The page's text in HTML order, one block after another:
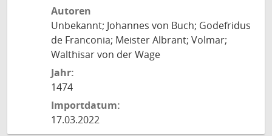
Autoren
Unbekannt; Johannes von Buch; Godefridus
de Franconia; Meister Albrant; Volmar;
Walthisar von der Wage
Jahr:
1474
Importdatum:
17.03.2022